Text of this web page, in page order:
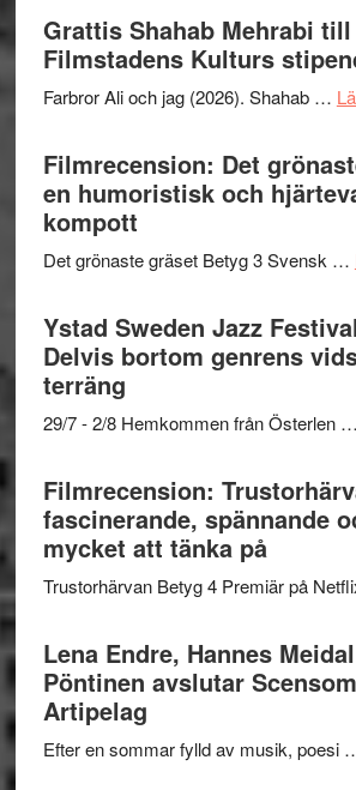
I
to
och
Grattis Shahab Mehrabi till
Filmstadens Kulturs
Farbror Ali och jag (2026). Shahab …
Filmrecension: Det
en humoristisk och
kompott
Det grönaste gräset Betyg 3 Svensk …
Ystad Sweden Jazz
Delvis bortom genrens
terräng
29/7 - 2/8 Hemkommen från Österlen …
Filmrecension:
fascinerande, spännande
mycket att tänka på
Trustorhärvan Betyg 4 Premiär på
Lena Endre, Hannes
Pöntinen avslutar
Artipelag
Efter en sommar fylld av musik, poesi